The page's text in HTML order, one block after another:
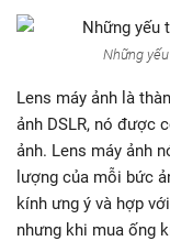
Những
Lens máy ảnh là
ảnh DSLR, nó được
ảnh. Lens máy ảnh
lượng của mỗi bức
kính ưng ý và hợp
nhưng khi mua ống